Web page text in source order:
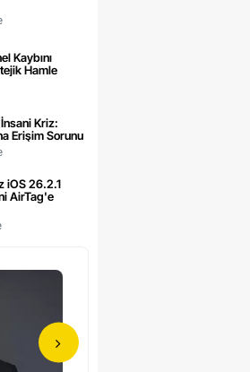
Kaybını
Hamle
Kriz:
Erişim Sorunu
iOS 26.2.1
AirTag'e